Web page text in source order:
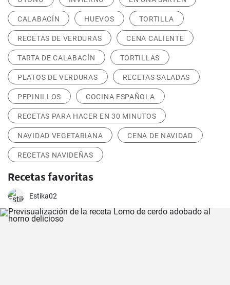
CALABACÍN HUEVOS TORTILLA
RECETAS DE VERDURAS CENA CALIENTE
TARTA DE CALABACÍN TORTILLAS
PLATOS DE VERDURAS RECETAS SALADAS
PEPINILLOS COCINA ESPAÑOLA
RECETAS PARA HACER EN 30 MINUTOS
NAVIDAD VEGETARIANA CENA DE NAVIDAD
RECETAS NAVIDEÑAS
Recetas favoritas
Estika02